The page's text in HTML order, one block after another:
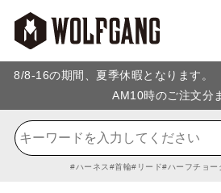
8/8-16の期間、夏季休暇となります
AM10時のご注文分
ハーネス 首輪 リード ハーフチョー